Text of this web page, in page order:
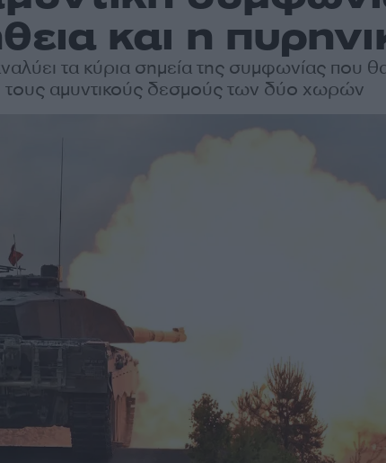
και η
τα κύρια σημεία της συμφωνίας που
τους αμυντικούς δεσμούς των δύο χωρών